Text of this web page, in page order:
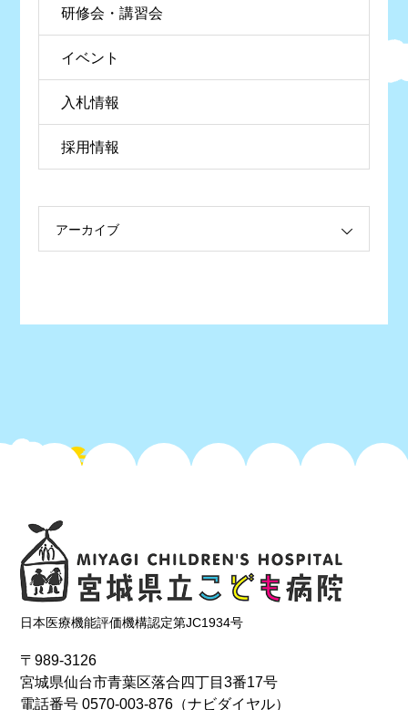
研修会・講習会
イベント
入札情報
採用情報
アーカイブ
日本医療機能評価機構認定第JC1934号
〒989-3126
宮城県仙台市青葉区落合四丁目3番17号
電話番号0570-003-876 （ナビダイヤル）